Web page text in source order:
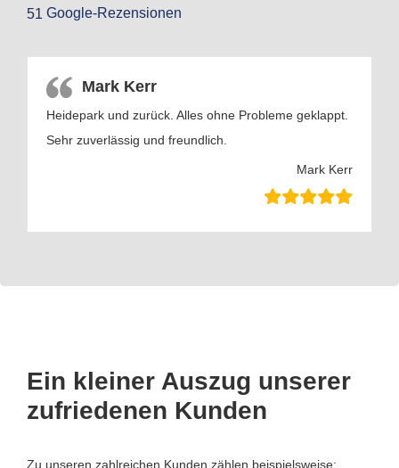
51 Google-Rezensionen
Mark Kerr
Heidepark und zurück. Alles ohne Probleme geklappt.
Sehr zuverlässig und freundlich.
Mark Kerr
Ein kleiner Auszug unserer
zufriedenen Kunden
Zu unseren zahlreichen Kunden zählen beispielsweise: